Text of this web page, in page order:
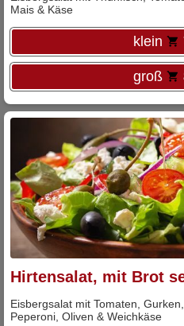
Mais & Käse
klein
groß
Hirtensalat, mit Brot
Eisbergsalat mit Tomaten,
Peperoni, Oliven & Weichkäse